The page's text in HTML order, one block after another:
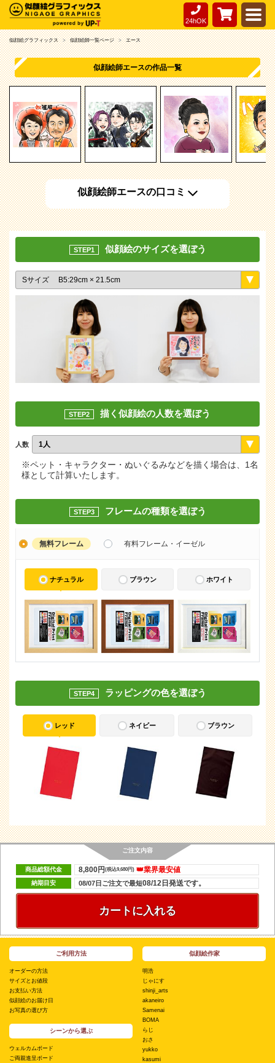
24hOK
似顔絵グラフィックス 似顔絵師一覧ページ エース
似顔絵師エースの作品一覧
似顔絵師エースの口コミ
STEP1 似顔絵のサイズを選ぼう
STEP2 描く似顔絵の人数を選ぼう
人数
※ペット・キャラクター・ぬいぐるみなどを描く場合は、1名
様として計算いたします。
STEP3 フレームの種類を選ぼう
無料フレーム 有料フレーム・イーゼル
ナチュラル ブラウン ホワイト
STEP4 ラッピングの色を選ぼう
レッド ネイビー ブラウン
ご注文内容
商品総額代金 👑業界最安値
8,800円(税込9,680円)
納期目安 08/07日ご注文で最短08/12日発送です。
カートに入れる
ご利用方法
オーダーの方法
サイズとお値段
お支払い方法
似顔絵のお届け日
お写真の選び方
シーンから選ぶ
ウェルカムボード
ご両親進呈ボード
似顔絵作家
明浩
じゃにす
shinji_arts
akaneiro
Samenai
BOMA
らじ
おさ
yukko
kasumi